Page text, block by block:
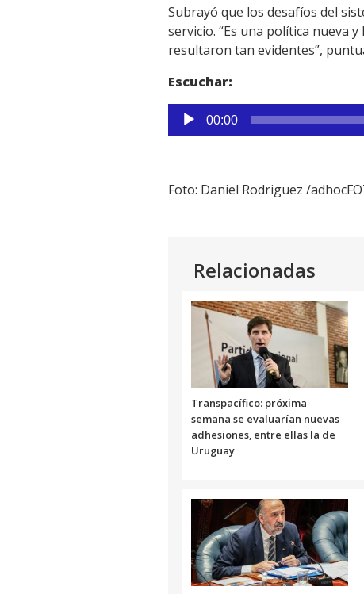
Subrayó que los desafíos del
servicio. “Es una política nueva
resultaron tan evidentes”,
Escuchar:
Reproductor
de
00:00
Foto: Daniel Rodriguez /
Relacionadas
Transpacífico: próxima
semana se evaluarían nuevas
adhesiones, entre ellas la de
Uruguay